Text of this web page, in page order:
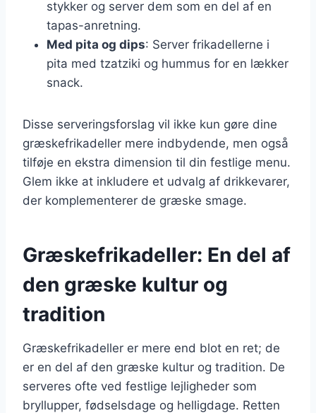
stykker og server dem som en del af en
tapas-anretning.
Med pita og dips: Server frikadellerne i
pita med tzatziki og hummus for en lækker
snack.
Disse serveringsforslag vil ikke kun gøre dine
græskefrikadeller mere indbydende, men også
tilføje en ekstra dimension til din festlige menu.
Glem ikke at inkludere et udvalg af drikkevarer,
der komplementerer de græske smage.
Græskefrikadeller: En del af
den græske kultur og
tradition
Græskefrikadeller er mere end blot en ret; de
er en del af den græske kultur og tradition. De
serveres ofte ved festlige lejligheder som
bryllupper, fødselsdage og helligdage. Retten